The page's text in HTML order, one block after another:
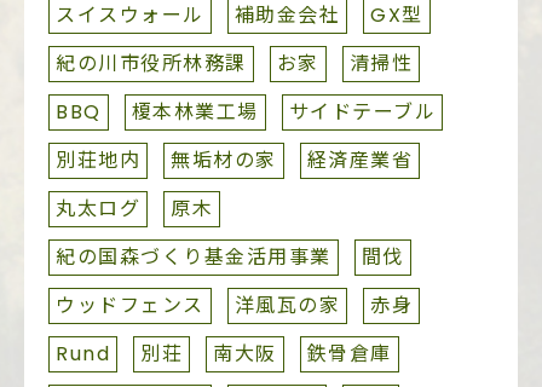
スイスウォール
補助金会社
GX型
紀の川市役所林務課
お家
清掃性
BBQ
榎本林業工場
サイドテーブル
別荘地内
無垢材の家
経済産業省
丸太ログ
原木
紀の国森づくり基金活用事業
間伐
ウッドフェンス
洋風瓦の家
赤身
Rund
別荘 南大阪
鉄骨倉庫